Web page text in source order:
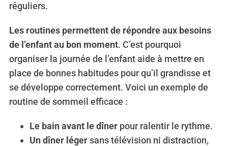
réguliers.
Les routines permettent de répondre aux besoins
de l’enfant au bon moment. C’est pourquoi
organiser la journée de l’enfant aide à mettre en
place de bonnes habitudes pour qu’il grandisse et
se développe correctement. Voici un exemple de
routine de sommeil efficace :
Le bain avant le dînerpour ralentir le rythme.
Un dîner légersans télévision ni distraction,